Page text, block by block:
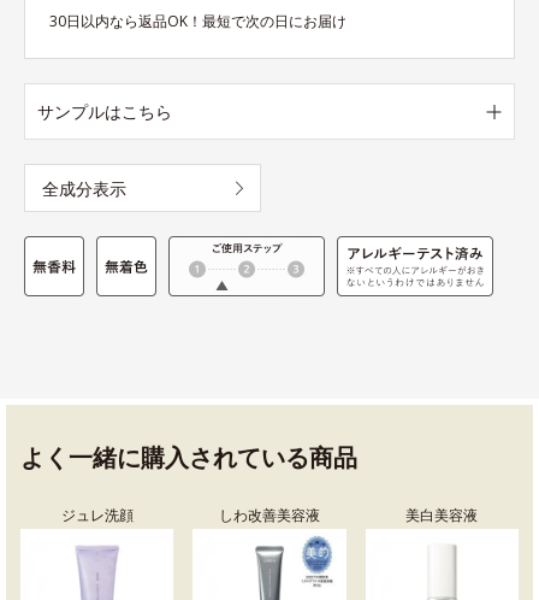
30日以内なら返品OK！最短で次の日にお届け
サンプルはこちら
全成分表示
よく一緒に購入されている商品
ジュレ洗顔 しわ改善美容液 美白美容液